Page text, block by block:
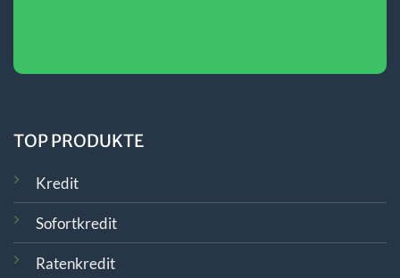
TOP PRODUKTE
Kredit
Sofortkredit
Ratenkredit